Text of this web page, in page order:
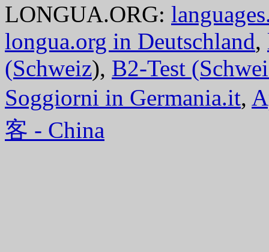
LONGUA.ORG:
longua.org in Deutschland,
(Schweiz), B2-Test
Soggiorni in Germania.it,
客 - China